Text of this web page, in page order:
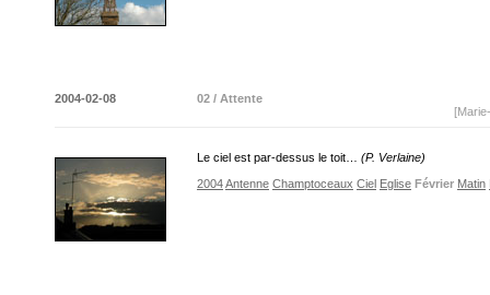
2004-02-08
02 / Attente
Le ciel est par-dessus le toit… (P. Verlaine)
2004Antenne Champtoceaux Ciel Eglise Février Matin